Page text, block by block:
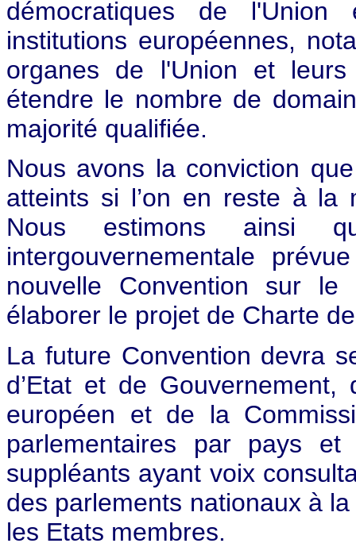
démocratiques de l'Union
institutions européennes,
organes de l'Union et
étendre le nombre de
majorité qualifiée.
Nous avons la conviction
atteints si l’on en reste à la
Nous estimons ainsi
intergouvernementale
nouvelle Convention sur
élaborer le projet de Charte
La future Convention devra
d’Etat et de
européen et de la
parlementaires par pays
suppléants ayant voix
des parlements nationaux à
les Etats membres.